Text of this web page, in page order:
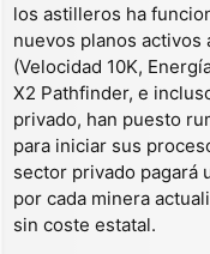
los astilleros ha
nuevos planos
(Velocidad 10K,
X2 Pathfinder, e
privado, han puesto
para iniciar sus
sector privado pagará
por cada minera
sin coste estatal.